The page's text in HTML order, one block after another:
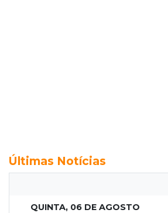
Últimas Notícias
QUINTA, 06 DE AGOSTO